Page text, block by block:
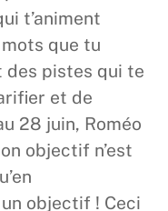
t’animent
mots que tu
pistes qui te
et de
28 juin, Roméo
objectif n’est
un objectif ! Ceci